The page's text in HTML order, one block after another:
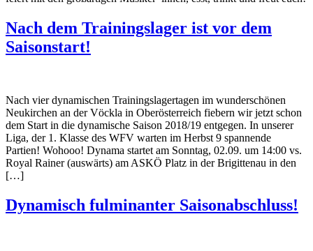
Nach dem Trainingslager ist vor dem
Saisonstart!
Nach vier dynamischen Trainingslagertagen im wunderschönen
Neukirchen an der Vöckla in Oberösterreich fiebern wir jetzt schon
dem Start in die dynamische Saison 2018/19 entgegen. In unserer
Liga, der 1. Klasse des WFV warten im Herbst 9 spannende
Partien! Wohooo! Dynama startet am Sonntag, 02.09. um 14:00 vs.
Royal Rainer (auswärts) am ASKÖ Platz in der Brigittenau in den
[…]
Dynamisch fulminanter Saisonabschluss!